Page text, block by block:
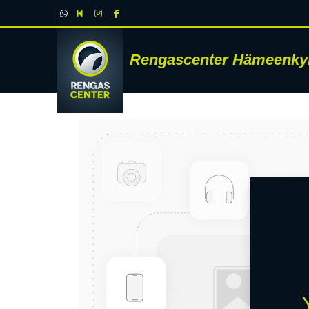
Rengascenter